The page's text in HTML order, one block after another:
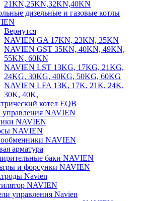
21KN,25KN,32KN,40KN
дизельные и газовые котлы
Вернутся
NAVIEN GA 17KN, 23KN, 35KN
NAVIEN GST 35KN, 40KN, 49KN,
55KN, 60KN
NAVIEN LST 13KG, 17KG, 21KG,
24KG, 30KG, 40KG, 50KG, 60KG
NAVIEN LFA 13K, 17K, 21K, 24K,
30K, 40K,
котел EQB
управления NAVIEN
NAVIEN
NAVIEN
NAVIEN
арматура
баки NAVIEN
и форсунки NAVIEN
Navien
NAVIEN
управления Navien